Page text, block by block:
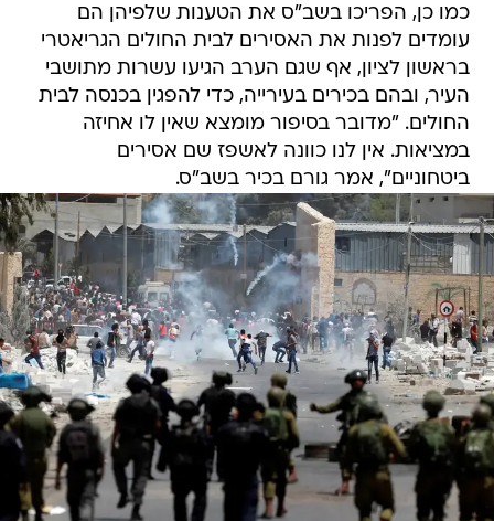
כמו כן, הפריכו בשב"ס את הטענות שלפיהן הם
עומדים לפנות את האסירים לבית החולים הגריאטרי
בראשון לציון, אף שגם הערב הגיעו עשרות מתושבי
העיר, ובהם בכירים בעירייה, כדי להפגין בכנסה לבית
החולים. "מדובר בסיפור מומצא שאין לו אחיזה
במציאות. אין לנו כוונה לאשפז שם אסירים
ביטחוניים", אמר גורם בכיר בשב"ס.